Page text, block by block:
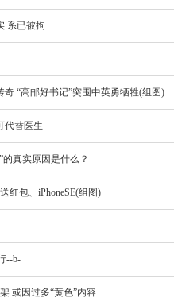
系已被拘
奇 “高邮好书记”突围中英勇牺牲(组图)
代替医生
真实原因是什么？
红包、iPhoneSE(组图)
--b-
或因过多“黄色”内容